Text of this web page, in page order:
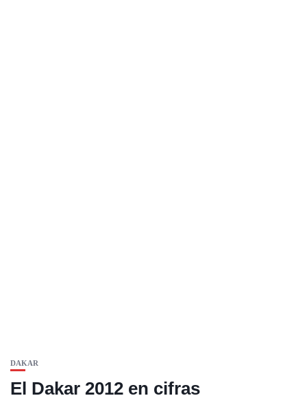
DAKAR
El Dakar 2012 en cifras